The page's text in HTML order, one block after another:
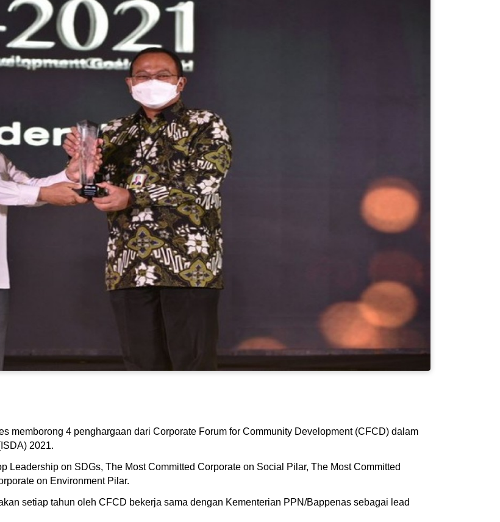
memborong 4 penghargaan dari Corporate Forum for Community Development (CFCD) dalam
2021.
Leadership on SDGs, The Most Committed Corporate on Social Pilar, The Most Committed
on Environment Pilar.
setiap tahun oleh CFCD bekerja sama dengan Kementerian PPN/Bappenas sebagai lead